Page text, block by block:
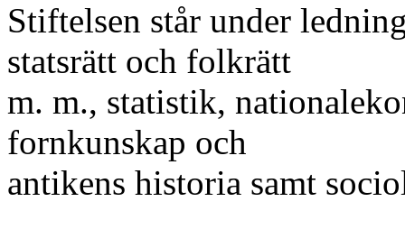
Stiftelsen står under
statsrätt och folkrätt
m. m., statistik,
fornkunskap och
antikens historia samt